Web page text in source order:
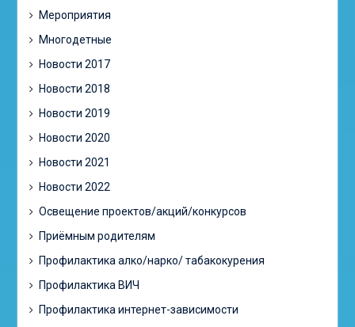
Мероприятия
Многодетные
Новости 2017
Новости 2018
Новости 2019
Новости 2020
Новости 2021
Новости 2022
Освещение проектов/акций/конкурсов
Приёмным родителям
Профилактика алко/нарко/ табакокурения
Профилактика ВИЧ
Профилактика интернет-зависимости